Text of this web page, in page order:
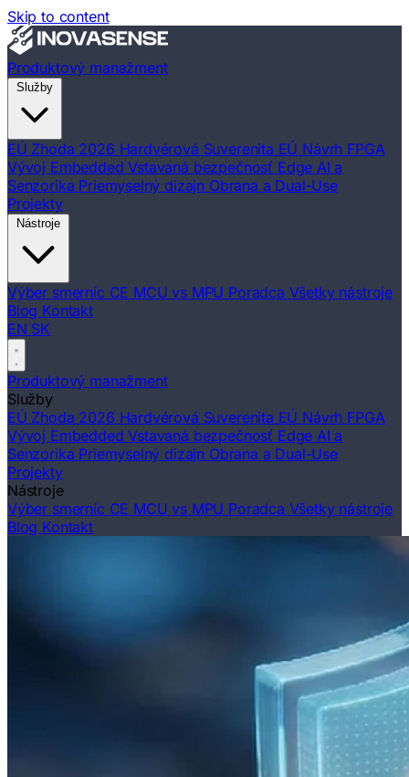
Skip to content
Produktový manažment
EÚ Zhoda 2026 Hardvérová Suverenita EÚ Návrh FPGA
Vývoj EmbeddedVstavaná bezpečnosť Edge AI a
Senzorika Priemyselný dizajn Obrana a Dual-Use
Projekty
Výber smerníc CE MCU vs MPU Poradca Všetky nástroje
Blog Kontakt
EN SK
Produktový manažment
Služby
EÚ Zhoda 2026 Hardvérová Suverenita EÚ Návrh FPGA
Vývoj EmbeddedVstavaná bezpečnosť Edge AI a
Senzorika Priemyselný dizajn Obrana a Dual-Use
Projekty
Nástroje
Výber smerníc CE MCU vs MPU Poradca Všetky nástroje
Blog Kontakt